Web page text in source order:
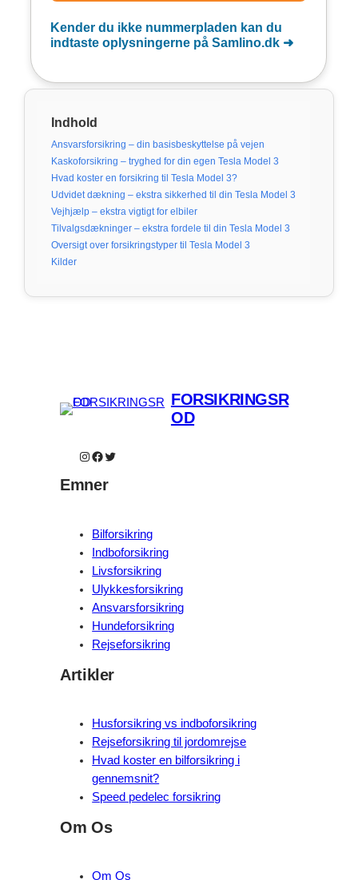
Indhold
Ansvarsforsikring – din basisbeskyttelse på vejen
Kaskoforsikring – tryghed for din egen Tesla Model 3
Hvad koster en forsikring til Tesla Model 3?
Udvidet dækning – ekstra sikkerhed til din Tesla Model 3
Vejhjælp – ekstra vigtigt for elbiler
Tilvalgsdækninger – ekstra fordele til din Tesla Model 3
Oversigt over forsikringstyper til Tesla Model 3
Kilder
FORSIKRINGSR
OD
Instagram Facebook Twitter
Emner
Bilforsikring
Indboforsikring
Livsforsikring
Ulykkesforsikring
Ansvarsforsikring
Hundeforsikring
Rejseforsikring
Artikler
Husforsikring vs indboforsikring
Rejseforsikring til jordomrejse
Hvad koster en bilforsikring i
gennemsnit?
Speed pedelec forsikring
Om Os
Om Os